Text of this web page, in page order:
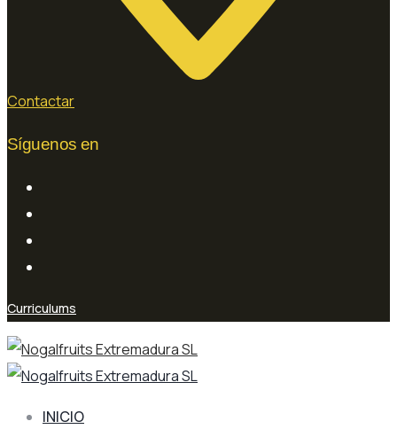
Contactar
Síguenos en
Curriculums
INICIO